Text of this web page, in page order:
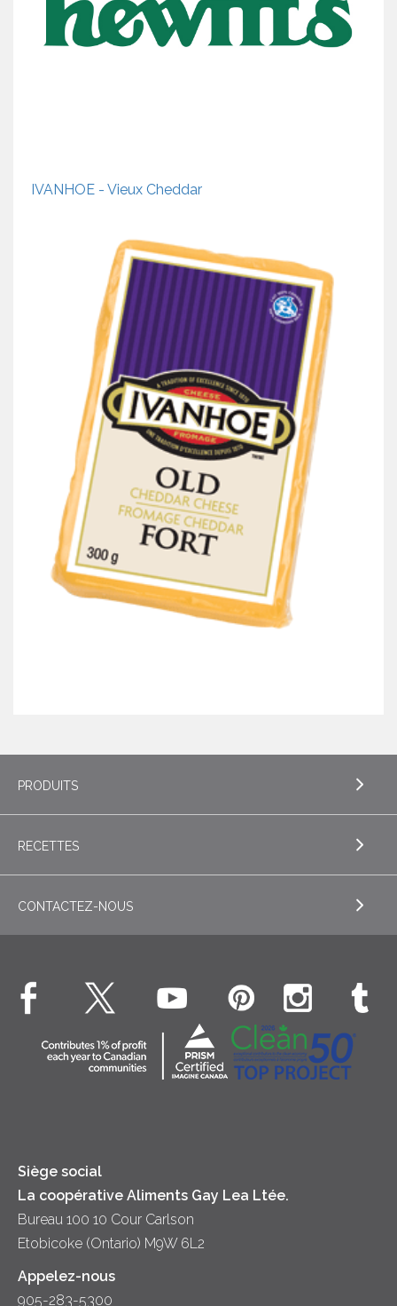
IVANHOE - Vieux Cheddar
PRODUITS
EXPLORE PRODUITS
Véritable crème fouettée
Crème sure
RECETTES
EXPLORE RECETTES
Déjeuner
CONTACTEZ-NOUS
Contactez-nous
Location
Siège social
La coopérative Aliments Gay Lea Ltée.
Bureau 100 10 Cour Carlson
Etobicoke (Ontario) M9W 6L2
Appelez-nous
905-283-5300